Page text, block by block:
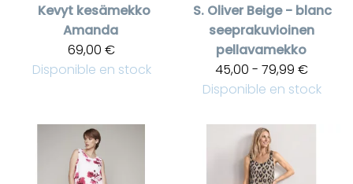
Kevyt kesämekko
Amanda
69,00 €
Disponible en stock
S. Oliver Beige - blanc
seeprakuvioinen
pellavamekko
45,00 - 79,99 €
Disponible en stock